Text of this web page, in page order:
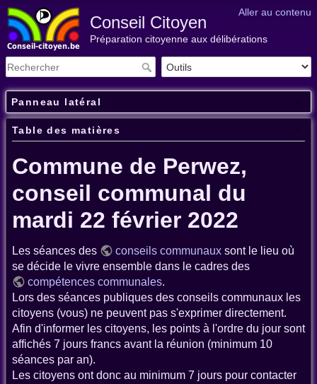
Aller au contenu
Conseil Citoyen
Préparation citoyenne aux délibérations
Panneau latéral
Table des matières
Commune de Perwez,
conseil communal du
mardi 22 février 2022
Les séances des conseils communaux sont le lieu où
se décide le vivre ensemble dans le cadres des
compétences communales.
Lors des séances publiques des conseils communaux les
citoyens (vous) ne peuvent pas s'exprimer directement.
Afin d'informer les citoyens, les points à l'ordre du jour sont
affichés 7 jours francs avant la réunion (minimum 10
séances par an).
Les citoyens ont donc au minimum 7 jours pour contacter